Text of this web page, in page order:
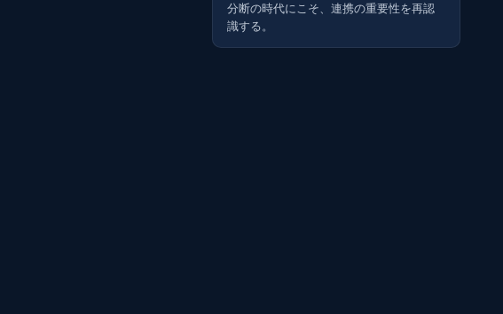
分断の時代にこそ、連携の重要性を再認
識する。